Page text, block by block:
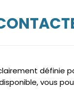
définie
vous